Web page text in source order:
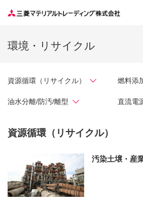
環境・リサイクル
資源循環（リサイクル） 燃料添
油水分離/防汚/離型 直流電
資源循環（リサイクル）
汚染土壌・産